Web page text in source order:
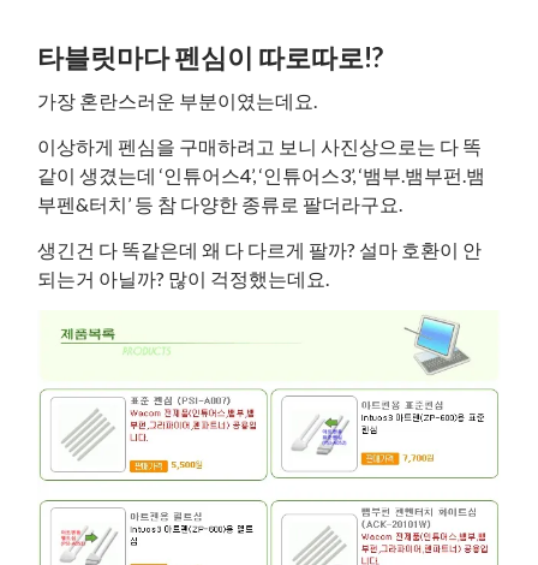
타블릿마다 펜심이 따로따로!?
가장 혼란스러운 부분이였는데요.
이상하게 펜심을 구매하려고 보니 사진상으로는 다 똑
같이 생겼는데 ‘인튜어스4’, ‘인튜어스3’, ‘뱀부.뱀부펀.뱀
부펜&터치’ 등 참 다양한 종류로 팔더라구요.
생긴건 다 똑같은데 왜 다 다르게 팔까? 설마 호환이 안
되는거 아닐까? 많이 걱정했는데요.